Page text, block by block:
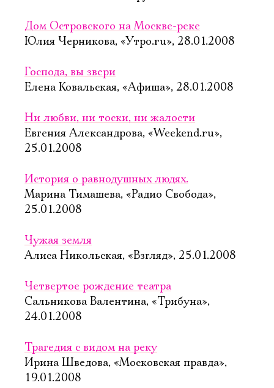
Дом Островского на Москве-реке
Юлия Черникова, «Утро.ru», 28.01.2008
Господа, вы звери
Елена Ковальская, «Афиша», 28.01.2008
Ни любви, ни тоски, ни жалости
Евгения Александрова, «Weekend.ru»,
25.01.2008
История о равнодушных людях.
Марина Тимашева, «Радио Свобода»,
25.01.2008
Чужая земля
Алиса Никольская, «Взгляд», 25.01.2008
Четвертое рождение театра
Сальникова Валентина, «Трибуна»,
24.01.2008
Трагедия с видом на реку
Ирина Шведова, «Московская правда»,
19.01.2008